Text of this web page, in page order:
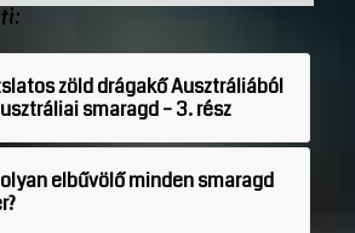
zöld drágakő Ausztráliából
smaragd – 3. rész
elbűvölő minden smaragd